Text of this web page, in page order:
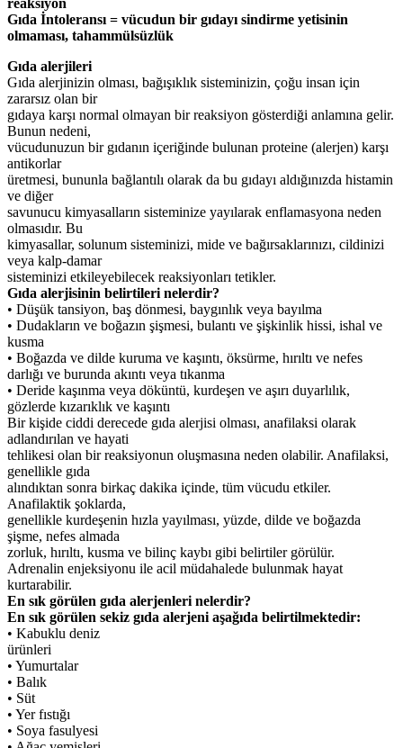
Gıda İntoleransı = vücudun bir gıdayı sindirme yetisinin
olmaması, tahammülsüzlük
Gıda alerjileri
Gıda alerjinizin olması, bağışıklık sisteminizin, çoğu insan için
zararsız olan bir
gıdaya karşı normal olmayan bir reaksiyon gösterdiği anlamına gelir.
Bunun nedeni,
vücudunuzun bir gıdanın içeriğinde bulunan proteine (alerjen) karşı
antikorlar
üretmesi, bununla bağlantılı olarak da bu gıdayı aldığınızda histamin
ve diğer
savunucu kimyasalların sisteminize yayılarak enflamasyona neden
olmasıdır. Bu
kimyasallar, solunum sisteminizi, mide ve bağırsaklarınızı, cildinizi
veya kalp-damar
sisteminizi etkileyebilecek reaksiyonları tetikler.
Gıda alerjisinin belirtileri nelerdir?
• Düşük tansiyon, baş dönmesi, baygınlık veya bayılma
• Dudakların ve boğazın şişmesi, bulantı ve şişkinlik hissi, ishal ve
kusma
• Boğazda ve dilde kuruma ve kaşıntı, öksürme, hırıltı ve nefes
darlığı ve burunda akıntı veya tıkanma
• Deride kaşınma veya döküntü, kurdeşen ve aşırı duyarlılık,
gözlerde kızarıklık ve kaşıntı
Bir kişide ciddi derecede gıda alerjisi olması, anafilaksi olarak
adlandırılan ve hayati
tehlikesi olan bir reaksiyonun oluşmasına neden olabilir. Anafilaksi,
genellikle gıda
alındıktan sonra birkaç dakika içinde, tüm vücudu etkiler.
Anafilaktik şoklarda,
genellikle kurdeşenin hızla yayılması, yüzde, dilde ve boğazda
şişme, nefes almada
zorluk, hırıltı, kusma ve bilinç kaybı gibi belirtiler görülür.
Adrenalin enjeksiyonu ile acil müdahalede bulunmak hayat
kurtarabilir.
En sık görülen gıda alerjenleri nelerdir?
En sık görülen sekiz gıda alerjeni aşağıda belirtilmektedir:
• Kabuklu deniz
ürünleri
• Yumurtalar
• Balık
• Süt
• Yer fıstığı
• Soya fasulyesi